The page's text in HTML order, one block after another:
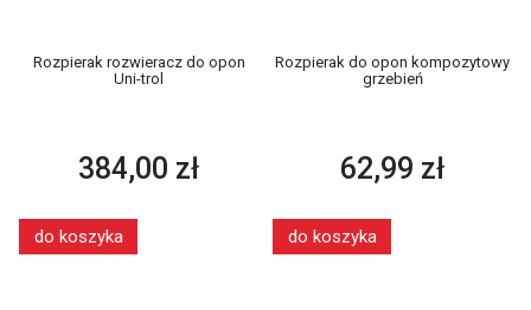
Rozpierak rozwieracz do opon
Uni-trol
384,00 zł
do koszyka
Rozpierak do opon kompozytowy
grzebień
62,99 zł
do koszyka